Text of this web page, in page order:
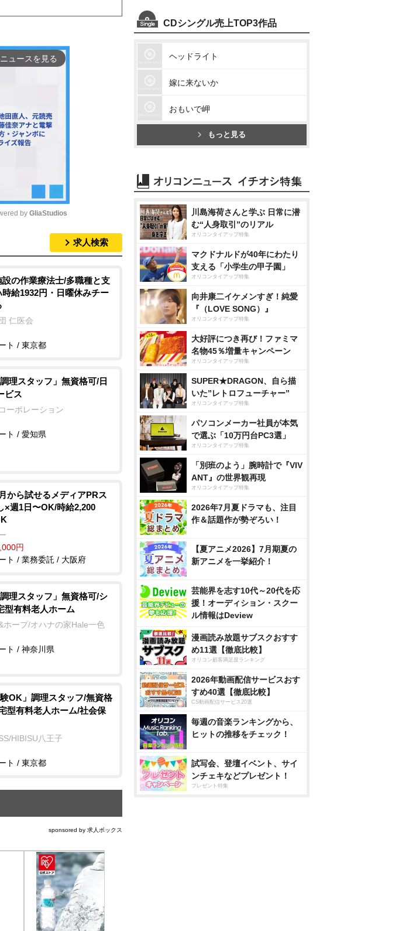
ュースを見る
t
e
by GliaStudios
求人検索
の作業療法士/多職種と支
給1932円・日曜休みチー
仁医会
ト / 東京都
調理スタッフ」無資格可/日
ビス
ーポレーション
ト / 愛知県
から試せるメディアPRス
×週1日〜OK/時給2,200
円
ト / 業務委託 / 大阪府
調理スタッフ」無資格可/シ
型有料老人ホーム
ホープ/オハナの家Hale一色
ト / 神奈川県
験OK」調理スタッフ/無資格
型有料老人ホーム/社会保
HIBISU八王子
ト / 東京都
sponsored by 求人ボックス
CDシングル売上TOP3作品
ヘッドライト
嫁に来ないか
おもいで岬
もっと見る
川島海荷さんと学ぶ 日常に潜
む“人身取引”のリアル
オリコンタイアップ特集
マクドナルドが40年にわたり
支える「小学生の甲子園」
オリコンタイアップ特集
向井康二イケメンすぎ！純愛
『（LOVE SONG）』
オリコンタイアップ特集
大好評につき再び！ファミマ
名物45％増量キャンペーン
オリコンタイアップ特集
SUPER★DRAGON、自ら描
いた”レトロフューチャー”
オリコンタイアップ特集
パソコンメーカー社員が本気
で選ぶ「10万円台PC3選」
オリコンタイアップ特集
「別班のよう」腕時計で『VIV
ANT』の世界観再現
オリコンタイアップ特集
2026年7月夏ドラマも、注目
作＆話題作が勢ぞろい！
【夏アニメ2026】7月期夏の
新アニメを一挙紹介！
芸能界を志す10代～20代を応
援！オーディション・スクー
ル情報はDeview
漫画読み放題サブスクおすす
め11選【徹底比較】
オリコン顧客満足度ランキング
2026年動画配信サービスおす
すめ40選【徹底比較】
CS動画配信サービス20選
毎週の音楽ランキングから、
ヒットの推移をチェック！
試写会、登壇イベント、サイ
ンチェキなどプレゼント！
プレゼント特集